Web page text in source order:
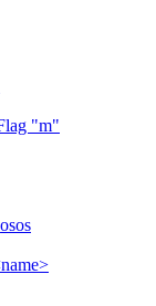
"m"